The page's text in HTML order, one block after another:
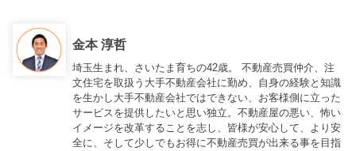
金本 淳哲
埼玉生まれ、さいたま育ちの42歳。 不動産売買仲介、注
文住宅を取扱う大手不動産会社に勤め、自身の経験と知識
を生かし大手不動産会社ではできない、お客様側に立った
サービスを提供したいと思い独立。不動産屋の悪い、怖い
イメージを改革することを志し、皆様が安心して、より安
全に、そして少しでもお得に不動産売買が出来る事を目指